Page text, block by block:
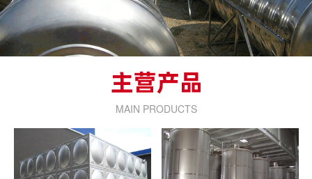
MAIN PRODUCTS